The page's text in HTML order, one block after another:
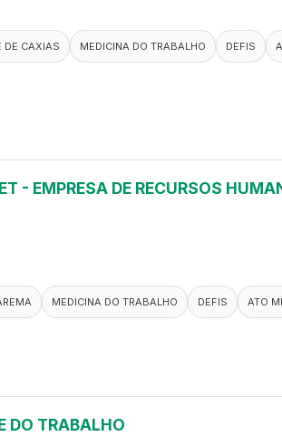
DE CAXIAS MEDICINA DO TRABALHO DEFIS
- EMPRESA DE RECURSOS
MEDICINA DO TRABALHO DEFIS ATO
DO TRABALHO